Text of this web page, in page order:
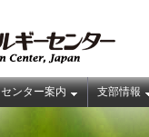
センター案内 支部情報